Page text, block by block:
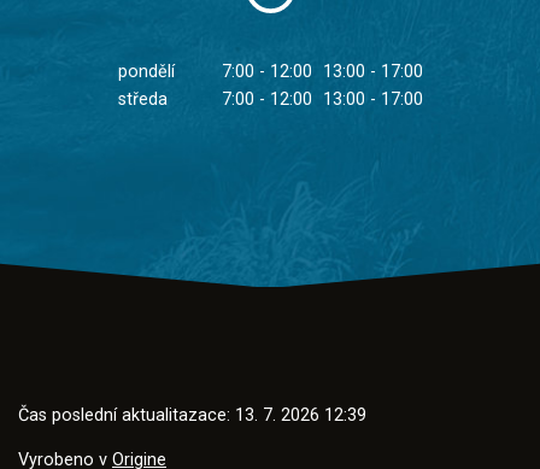
pondělí 7:00 - 12:00
13:00 - 17:00
středa
7:00 - 12:00 13:00 - 17:00
Čas poslední aktualitazace: 13. 7. 2026 12:39
Vyrobeno v Origine